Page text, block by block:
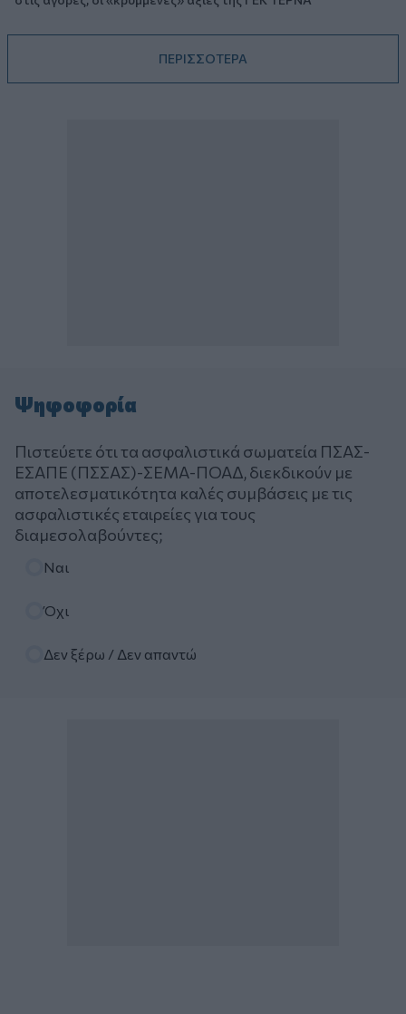
ΠΕΡΙΣΣΟΤΕΡΑ
Ψηφοφορία
Πιστεύετε ότι τα ασφαλιστικά σωματεία ΠΣΑΣ-
ΕΣΑΠΕ (ΠΣΣΑΣ)-ΣΕΜΑ-ΠΟΑΔ, διεκδικούν με
αποτελεσματικότητα καλές συμβάσεις με τις
ασφαλιστικές εταιρείες για τους
διαμεσολαβούντες;
Ναι
Όχι
Δεν ξέρω / Δεν απαντώ